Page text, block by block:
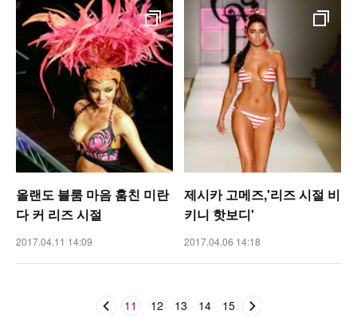
올랜도 블룸 마음 훔친 미란
다 커 리즈 시절
2017.04.11 14:09
제시카 고메즈,'리즈 시절 비
키니 핫보디'
2017.04.06 14:18
11 12 13 14 15